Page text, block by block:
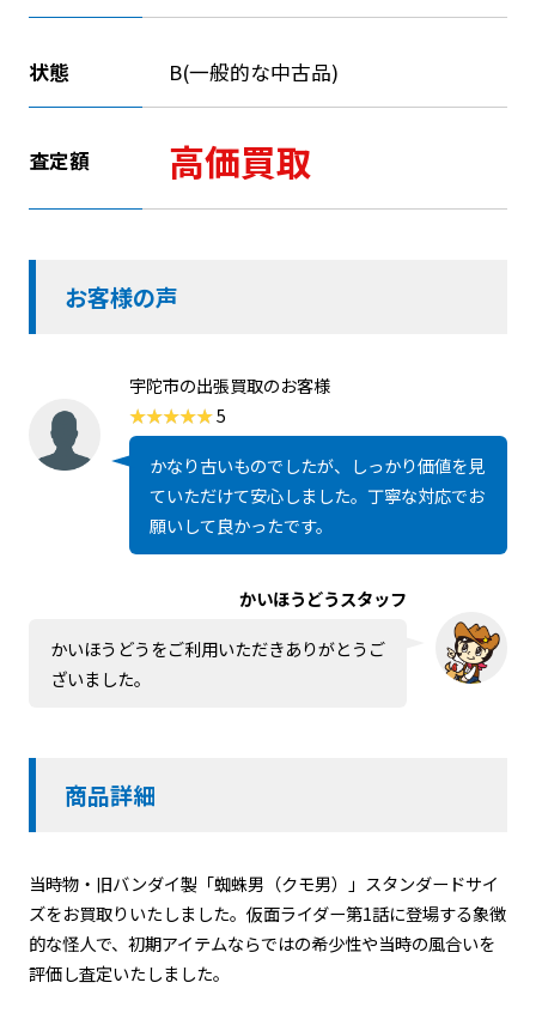
状態 B(一般的な中古品)
査定額 高価買取
お客様の声
宇陀市の出張買取のお客様
5
かなり古いものでしたが、しっかり価値を見
ていただけて安心しました。丁寧な対応でお
願いして良かったです。
かいほうどうスタッフ
かいほうどうをご利用いただきありがとうご
ざいました。
商品詳細
当時物・旧バンダイ製「蜘蛛男（クモ男）」スタンダードサイ
ズをお買取りいたしました。 仮面ライダー第1話に登場する象徴
的な怪人で、初期アイテムならではの希少性や当時の風合いを
評価し査定いたしました。